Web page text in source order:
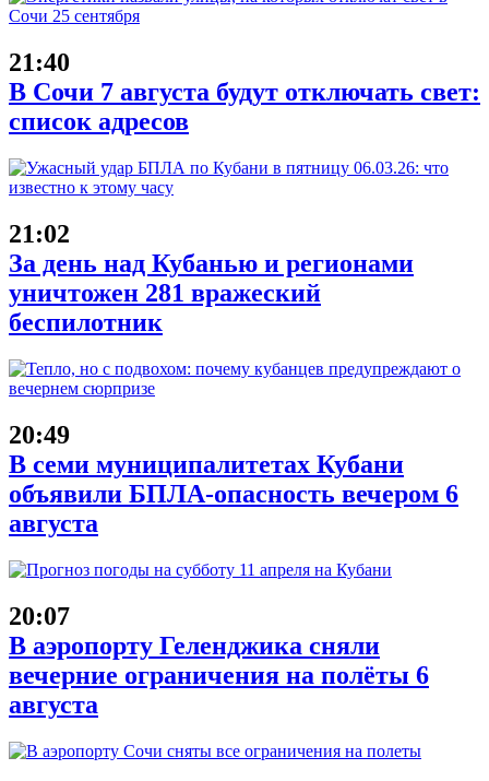
21:40
В Сочи 7 августа будут отключать свет:
список адресов
21:02
За день над Кубанью и регионами
уничтожен 281 вражеский
беспилотник
20:49
В семи муниципалитетах Кубани
объявили БПЛА-опасность вечером 6
августа
20:07
В аэропорту Геленджика сняли
вечерние ограничения на полёты 6
августа